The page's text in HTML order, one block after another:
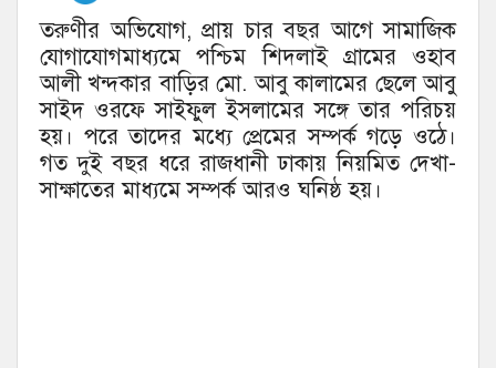
তরুণীর অভিযোগ, প্রায় চার বছর আগে সামাজিক
যোগাযোগমাধ্যমে পশ্চিম শিদলাই গ্রামের ওহাব
আলী খন্দকার বাড়ির মো. আবু কালামের ছেলে আবু
সাইদ ওরফে সাইফুল ইসলামের সঙ্গে তার পরিচয়
হয়। পরে তাদের মধ্যে প্রেমের সম্পর্ক গড়ে ওঠে।
গত দুই বছর ধরে রাজধানী ঢাকায় নিয়মিত দেখা-
সাক্ষাতের মাধ্যমে সম্পর্ক আরও ঘনিষ্ঠ হয়।